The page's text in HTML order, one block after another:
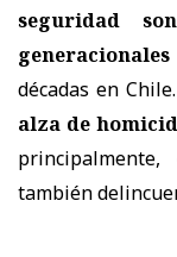
seguridad
generacionales
décadas en
alza de
también